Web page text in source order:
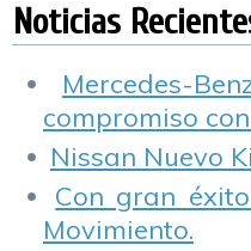
nuevo
tarifas
Noticias
Mercedes-
compromiso
Nissan Nuevo
Con gran
Movimiento.